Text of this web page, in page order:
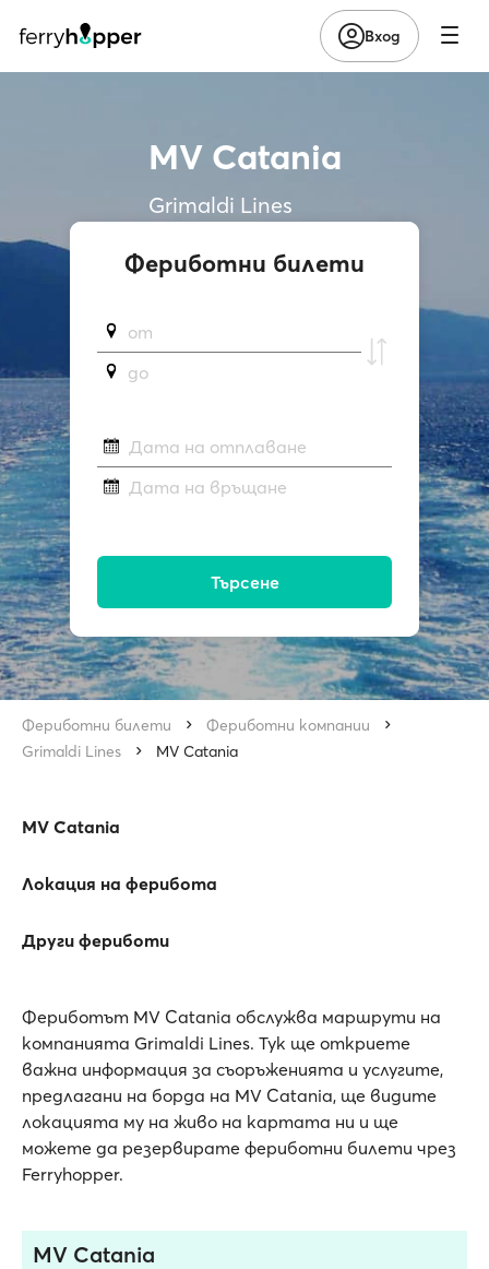
Вход
MV Catania
Grimaldi Lines
Фериботни билети
от
до
Дата на отплаване
Дата на връщане
Търсене
Фериботни билети
Фериботни компании
Grimaldi Lines
MV Catania
MV Catania
Локация на ферибота
Други фериботи
Фериботът MV Catania обслужва маршрути на
компанията Grimaldi Lines. Тук ще откриете
важна информация за съоръженията и услугите,
предлагани на борда на MV Catania, ще видите
локацията му на живо на картата ни и ще
можете да резервирате фериботни билети чрез
Ferryhopper.
MV Catania